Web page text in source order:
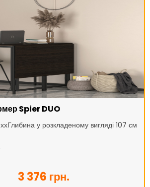
Spier DUO
у розкладеному вигляді 107 см
3 376 грн.